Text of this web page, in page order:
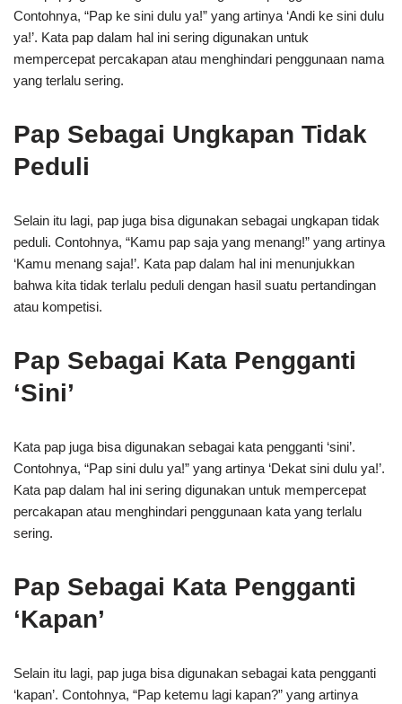
Contohnya, “Pap ke sini dulu ya!” yang artinya ‘Andi ke sini dulu
ya!’. Kata pap dalam hal ini sering digunakan untuk
mempercepat percakapan atau menghindari penggunaan nama
yang terlalu sering.
Pap Sebagai Ungkapan Tidak
Peduli
Selain itu lagi, pap juga bisa digunakan sebagai ungkapan tidak
peduli. Contohnya, “Kamu pap saja yang menang!” yang artinya
‘Kamu menang saja!’. Kata pap dalam hal ini menunjukkan
bahwa kita tidak terlalu peduli dengan hasil suatu pertandingan
atau kompetisi.
Pap Sebagai Kata Pengganti
‘Sini’
Kata pap juga bisa digunakan sebagai kata pengganti ‘sini’.
Contohnya, “Pap sini dulu ya!” yang artinya ‘Dekat sini dulu ya!’.
Kata pap dalam hal ini sering digunakan untuk mempercepat
percakapan atau menghindari penggunaan kata yang terlalu
sering.
Pap Sebagai Kata Pengganti
‘Kapan’
Selain itu lagi, pap juga bisa digunakan sebagai kata pengganti
‘kapan’. Contohnya, “Pap ketemu lagi kapan?” yang artinya